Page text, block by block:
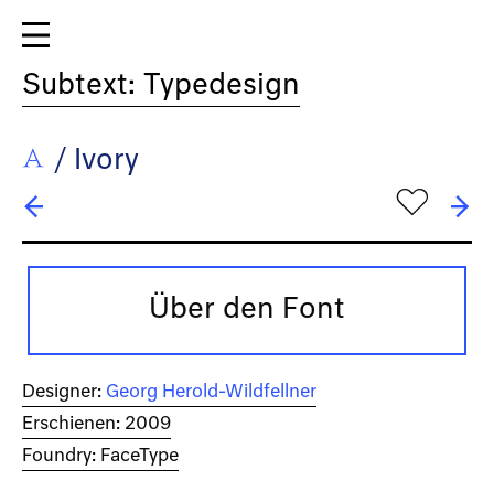
Subtext: Typedesign
/ Ivory
→ Kaligari
h
Über den Font
Designer: Georg Herold-Wildfellner
Erschienen: 2009
Foundry: FaceType